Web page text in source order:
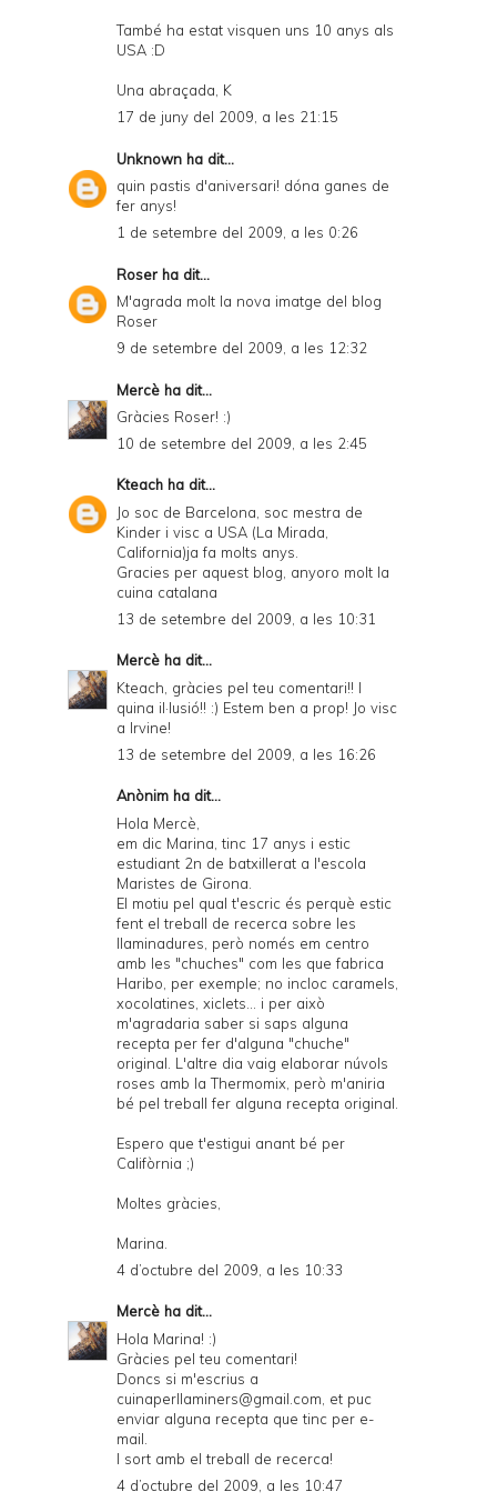
F
També ha estat visquen uns 10 anys als
USA :D
Una abraçada, K
17 de juny del 2009, a les 21:15
Unknown ha dit...
quin pastis d'aniversari! dóna ganes de
fer anys!
1 de setembre del 2009, a les 0:26
Roser ha dit...
M'agrada molt la nova imatge del blog
Roser
9 de setembre del 2009, a les 12:32
Mercè ha dit...
Gràcies Roser! :)
10 de setembre del 2009, a les 2:45
Kteach ha dit...
Jo soc de Barcelona, soc mestra de
Kinder i visc a USA (La Mirada,
California)ja fa molts anys.
Gracies per aquest blog, anyoro molt la
cuina catalana
13 de setembre del 2009, a les 10:31
Mercè ha dit...
Kteach, gràcies pel teu comentari!! I
quina il·lusió!! :) Estem ben a prop! Jo visc
a Irvine!
13 de setembre del 2009, a les 16:26
Anònim ha dit...
Hola Mercè,
em dic Marina, tinc 17 anys i estic
estudiant 2n de batxillerat a l'escola
Maristes de Girona.
El motiu pel qual t'escric és perquè estic
fent el treball de recerca sobre les
llaminadures, però només em centro
amb les "chuches" com les que fabrica
Haribo, per exemple; no incloc caramels,
xocolatines, xiclets... i per això
m'agradaria saber si saps alguna
recepta per fer d'alguna "chuche"
original. L'altre dia vaig elaborar núvols
roses amb la Thermomix, però m'aniria
bé pel treball fer alguna recepta original.
Espero que t'estigui anant bé per
Califòrnia ;)
Moltes gràcies,
Marina.
4 d’octubre del 2009, a les 10:33
Mercè ha dit...
Hola Marina! :)
Gràcies pel teu comentari!
Doncs si m'escrius a
cuinaperllaminers@gmail.com, et puc
enviar alguna recepta que tinc per e-
mail.
I sort amb el treball de recerca!
4 d’octubre del 2009, a les 10:47